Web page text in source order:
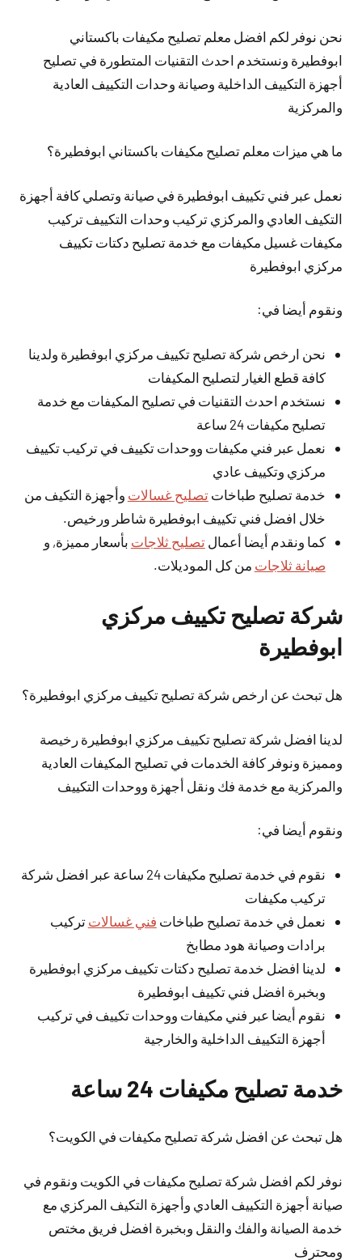
نحن نوفر لكم افضل معلم تصليح مكيفات باكستاني
ابوفطيرة ونستخدم احدث التقنيات المتطورة في تصليح
أجهزة التكييف الداخلية وصيانة وحدات التكييف العادية
والمركزية
ما هي ميزات معلم تصليح مكيفات باكستاني ابوفطيرة؟
نعمل عبر فني تكييف ابوفطيرة في صيانة وتصلي كافة أجهزة
التكيف العادي والمركزي تركيب وحدات التكييف تركيب
مكيفات غسيل مكيفات مع خدمة تصليح دكتات تكييف
مركزي ابوفطيرة
ونقوم أيضا في:
نحن ارخص شركة تصليح تكييف مركزي ابوفطيرة ولدينا
كافة قطع الغيار لتصليح المكيفات
نستخدم احدث التقنيات في تصليح المكيفات مع خدمة
تصليح مكيفات 24 ساعة
نعمل عبر فني مكيفات ووحدات تكييف في تركيب تكييف
مركزي وتكييف عادي
خدمة تصليح طباخاتتصليح غسالات وأجهزة التكيف من
خلال افضل فني تكييف ابوفطيرة شاطر ورخيص.
كما ونقدم أيضا أعمالتصليح ثلاجات بأسعار مميزة, و
صيانة ثلاجات من كل الموديلات.
شركة تصليح تكييف مركزي
ابوفطيرة
هل تبحث عن ارخص شركة تصليح تكييف مركزي ابوفطيرة؟
لدينا افضل شركة تصليح تكييف مركزي ابوفطيرة رخيصة
ومميزة ونوفر كافة الخدمات في تصليح المكيفات العادية
والمركزية مع خدمة فك ونقل أجهزة ووحدات التكييف
ونقوم أيضا في:
نقوم في خدمة تصليح مكيفات 24 ساعة عبر افضل شركة
تركيب مكيفات
نعمل في خدمة تصليح طباخات فني غسالات تركيب
برادات وصيانة هود مطابخ
لدينا افضل خدمة تصليح دكتات تكييف مركزي ابوفطيرة
وبخبرة افضل فني تكييف ابوفطيرة
نقوم أيضا عبر فني مكيفات ووحدات تكييف في تركيب
أجهزة التكييف الداخلية والخارجية
خدمة تصليح مكيفات 24 ساعة
هل تبحث عن افضل شركة تصليح مكيفات في الكويت؟
نوفر لكم افضل شركة تصليح مكيفات في الكويت ونقوم في
صيانة أجهزة التكييف العادي وأجهزة التكيف المركزي مع
خدمة الصيانة والفك والنقل وبخبرة افضل فريق مختص
ومحترف